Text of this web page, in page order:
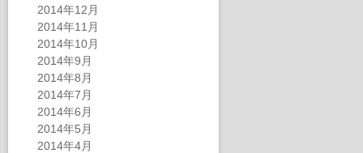
2014年12月
2014年11月
2014年10月
2014年9月
2014年8月
2014年7月
2014年6月
2014年5月
2014年4月